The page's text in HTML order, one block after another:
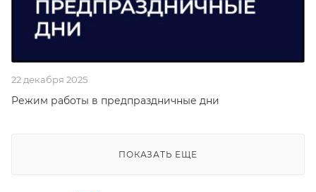
22 декабря 2025
Режим работы в предпраздничные дни
ПОКАЗАТЬ ЕЩЕ